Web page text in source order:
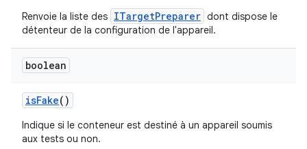
Renvoie la liste des ITargetPreparer dont dispose le
détenteur de la configuration de l'appareil.
boolean
isFake()
Indique si le conteneur est destiné à un appareil soumis
aux tests ou non.